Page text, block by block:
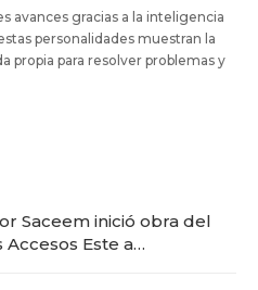
avances gracias a la inteligencia
personalidades muestran la
propia para resolver problemas y
Saceem inició obra del
Este a